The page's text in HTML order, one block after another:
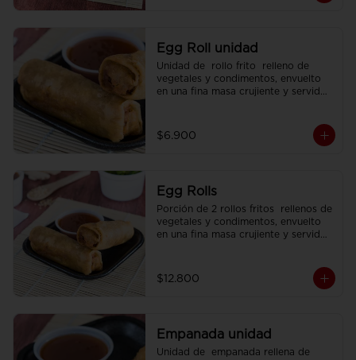
Egg Roll unidad
Unidad de  rollo frito  relleno de
vegetales y condimentos, envuelto
en una fina masa crujiente y servido
$6.900
Egg Rolls
Porción de 2 rollos fritos  rellenos de
vegetales y condimentos, envuelto
en una fina masa crujiente y servidos
$12.800
Empanada unidad
Unidad de  empanada rellena de